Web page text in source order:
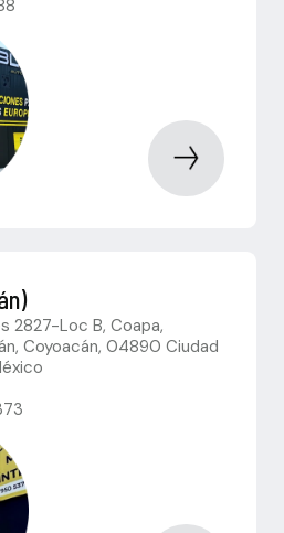
2827-Loc B, Coapa,
Coyoacán, 04890 Ciudad